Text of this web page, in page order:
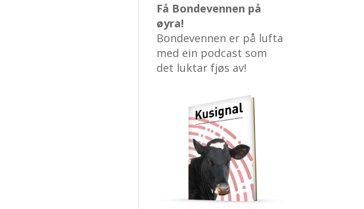
Få Bondevennen på
øyra!
Bondevennen er på lufta
med ein podcast som
det luktar fjøs av!